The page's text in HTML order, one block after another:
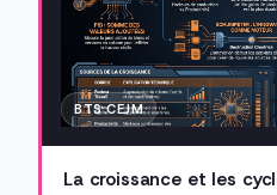
BTS CEJM
La croissance et les